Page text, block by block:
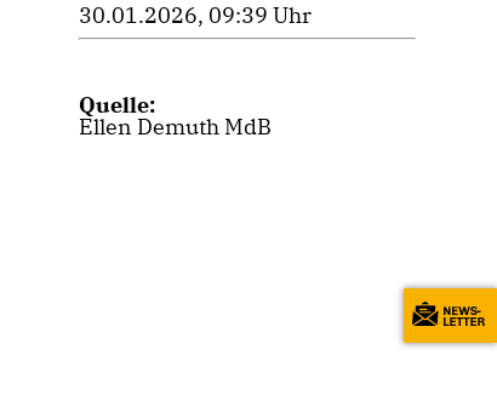
30.01.2026, 09:39 Uhr
Quelle:
Ellen Demuth MdB